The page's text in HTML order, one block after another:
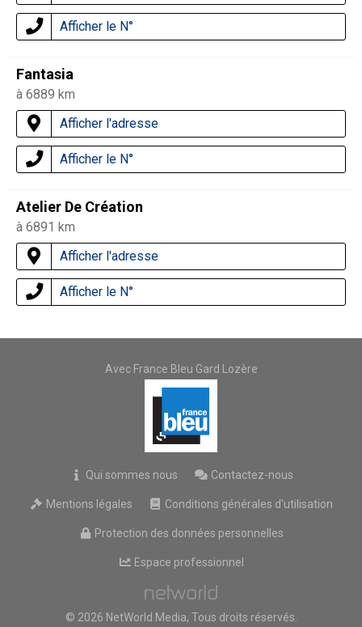
Afficher le N°
Fantasia
à 6889 km
Afficher l'adresse
Afficher le N°
Atelier De Création
à 6891 km
Afficher l'adresse
Afficher le N°
Avec France Bleu Gard Lozère
Qui sommes nous Contactez-nous
Mentions légales Conditions générales d'utilisation
Protection des données personnelles
Espace professionnel
© 2026 NetWorld Media, Tous droits réservés.